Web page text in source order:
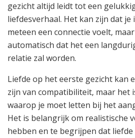
gezicht altijd leidt tot een
liefdesverhaal. Het kan zijn dat je
meteen een connectie voelt,
automatisch dat het een
relatie zal worden.
Liefde op het eerste gezicht kan
zijn van compatibiliteit, maar het
waarop je moet letten bij het
Het is belangrijk om realistische
hebben en te begrijpen dat